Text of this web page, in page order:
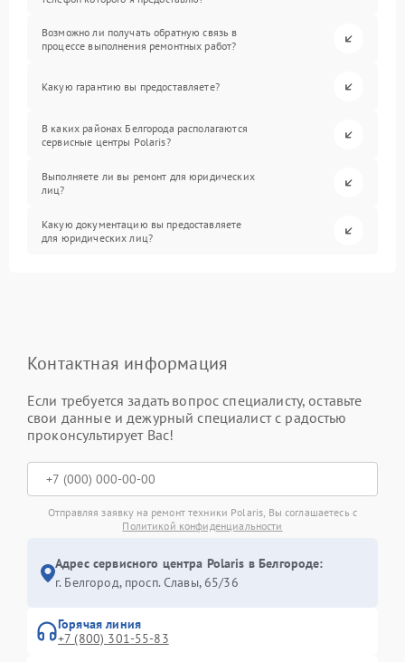
Возможно ли получать обратную связь в
процессе выполнения ремонтных работ?
Какую гарантию вы предоставляете?
В каких районах Белгорода располагаются
сервисные центры Polaris?
Выполняете ли вы ремонт для юридических
лиц?
Какую документацию вы предоставляете
для юридических лиц?
Контактная информация
Если требуется задать вопрос специалисту, оставьте
свои данные и дежурный специалист с радостью
проконсультирует Вас!
Отправляя заявку на ремонт техники Polaris, Вы соглашаетесь с
Политикой конфиденциальности
Адрес сервисного центра Polaris в Белгороде:
г. Белгород, просп. Славы, 65/36
Горячая линия
+7 (800) 301-55-83